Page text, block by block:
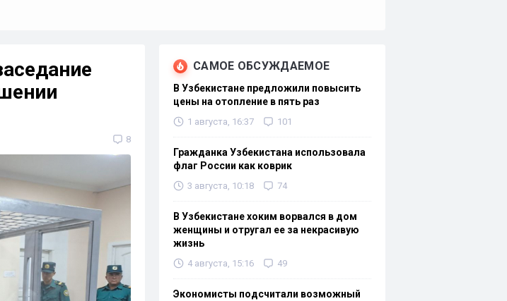
8
САМОЕ ОБСУЖДАЕМОЕ
В Узбекистане предложили повысить
цены на отопление в пять раз
1 августа, 16:37 101
Гражданка Узбекистана использовала
флаг России как коврик
3 августа, 10:18 74
В Узбекистане хоким ворвался в дом
женщины и отругал ее за некрасивую
жизнь
4 августа, 15:16 49
Экономисты подсчитали возможный